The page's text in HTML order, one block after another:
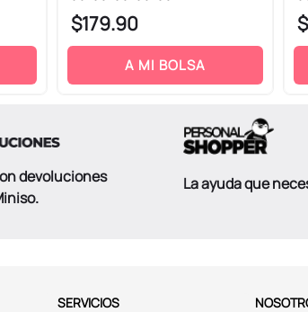
$179.90
A MI BOLSA
$
devoluciones
La ayuda que
SERVICIOS